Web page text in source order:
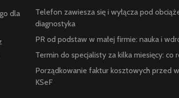
dla
Telefon zawiesza się i wyłącza pod
diagnostyka
PR od podstaw w małej firmie: nauka i
Termin do specjalisty za kilka miesięcy: co
Porządkowanie faktur kosztowych przed
KSeF